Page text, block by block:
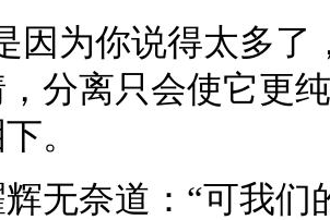
为你说得太多了
分离只会使它更
。
奈道：“可我们